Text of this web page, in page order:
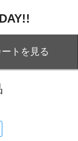
ートを見る